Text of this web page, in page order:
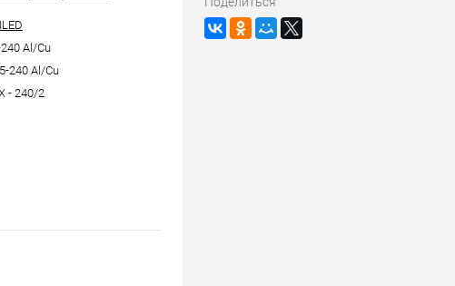
Al/Cu
240 Al/Cu
- 240/2